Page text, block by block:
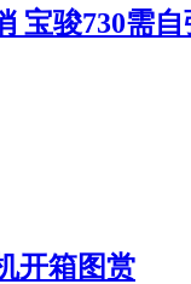
宝骏730需自
开箱图赏